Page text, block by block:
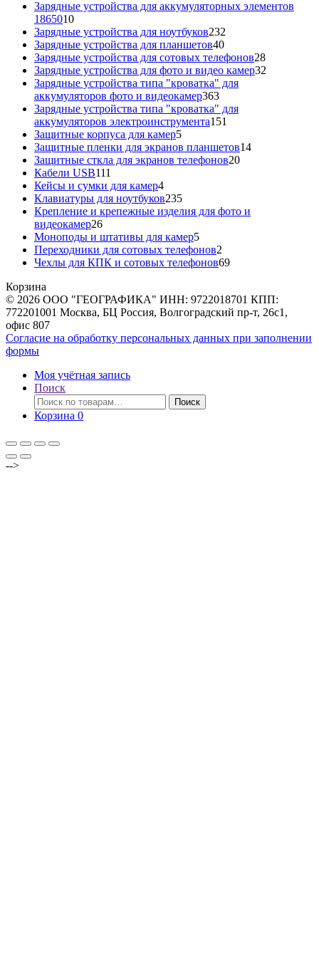
товаров
Зарядные устройства для аккумуляторных элементов
186501010
товаров
Зарядные устройства для ноутбуков232
Зарядные устройства для планшетов4040
товаров
Зарядные устройства для сотовых телефонов2828
товаров
Зарядные устройства для фото и видео камер32
Зарядные устройства типа "кроватка" для
аккумуляторов фото и видеокамер363363
товара
Зарядные устройства типа "кроватка" для
аккумуляторов электроинструмента151
Защитные корпуса для камер55
товаров
Защитные пленки для экранов планшетов1414
Защитные сткла для экранов телефонов2020
Кабели USB111
товаров
Кейсы и сумки для камер44
товара
Клавиатуры для ноутбуков235235
товаров
Крепление и крепежные изделия для фото и
видеокамер2626
товаров
Моноподы и штативы для камер55
товаров
Переходники для сотовых телефонов2
товара
Чехлы для КПК и сотовых телефонов6969
Корзина
© 2026 ООО "ГЕОГРАФИКА" ИНН: 9722018701 КПП:
772201001 Москва, БЦ Россия, Волгоградский пр-т, 26с1,
офис 807
Согласие на обработку персональных данных при заполнении
формы
Моя учётная запись
Поиск
Искать:
Поиск
Корзина 0
-->